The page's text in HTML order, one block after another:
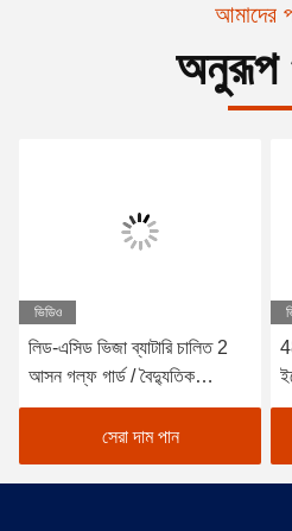
আমাদের
অনুরূপ
ভিডিও
লিড-এসিড ভিজা ব্যাটারি চালিত 2
আসন গল্ফ গার্ড / বৈদ্যুতিক
Buggy গাড়ী গল্ফ
সেরা দাম পান